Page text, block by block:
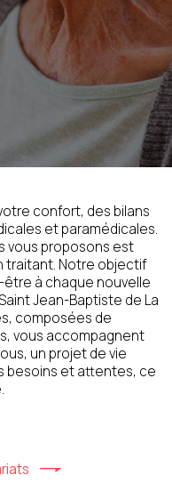
confort, des bilans
et paramédicales.
vous proposons est
traitant. Notre objectif
à chaque nouvelle
Jean-Baptiste de La
composées de
vous accompagnent
un projet de vie
besoins et attentes, ce